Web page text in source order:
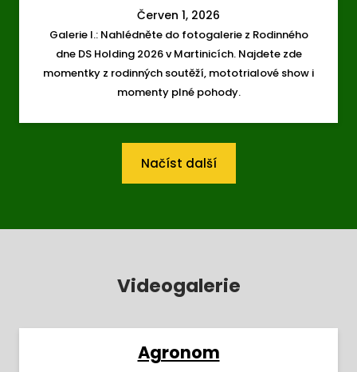
Červen 1, 2026
Galerie I.: Nahlédněte do fotogalerie z Rodinného
dne DS Holding 2026 v Martinicích. Najdete zde
momentky z rodinných soutěží, mototrialové show i
momenty plné pohody.
Načíst další
Videogalerie
Agronom